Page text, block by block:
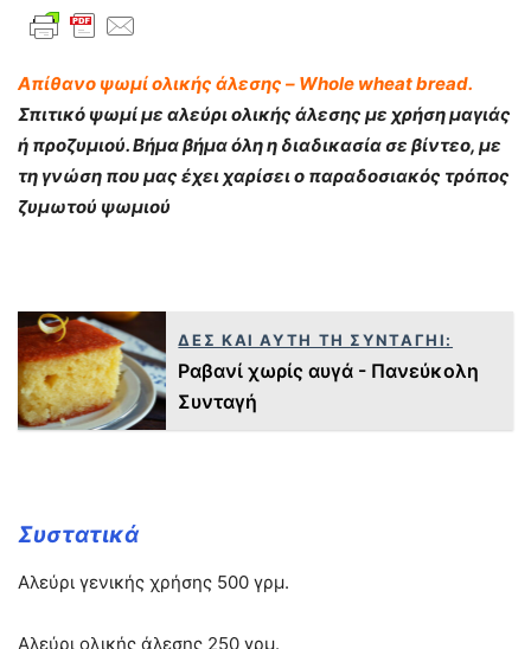
Απίθανο ψωμί ολικής άλεσης – Whole wheat bread.
Σπιτικό ψωμί με αλεύρι ολικής άλεσης με χρήση μαγιάς
ή προζυμιού. Βήμα βήμα όλη η διαδικασία σε βίντεο, με
τη γνώση που μας έχει χαρίσει ο παραδοσιακός τρόπος
ζυμωτού ψωμιού
ΔΕΣ ΚΑΙ ΑΥΤΗ ΤΗ ΣΥΝΤΑΓΗΙ:
Ραβανί χωρίς αυγά - Πανεύκολη
Συνταγή
Συστατικά
Αλεύρι γενικής χρήσης 500 γρμ.
Αλεύρι ολικής άλεσης 250 γρμ.